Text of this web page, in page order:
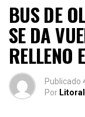
BUS DE
SE DA
RELLENO
Publicado
Por